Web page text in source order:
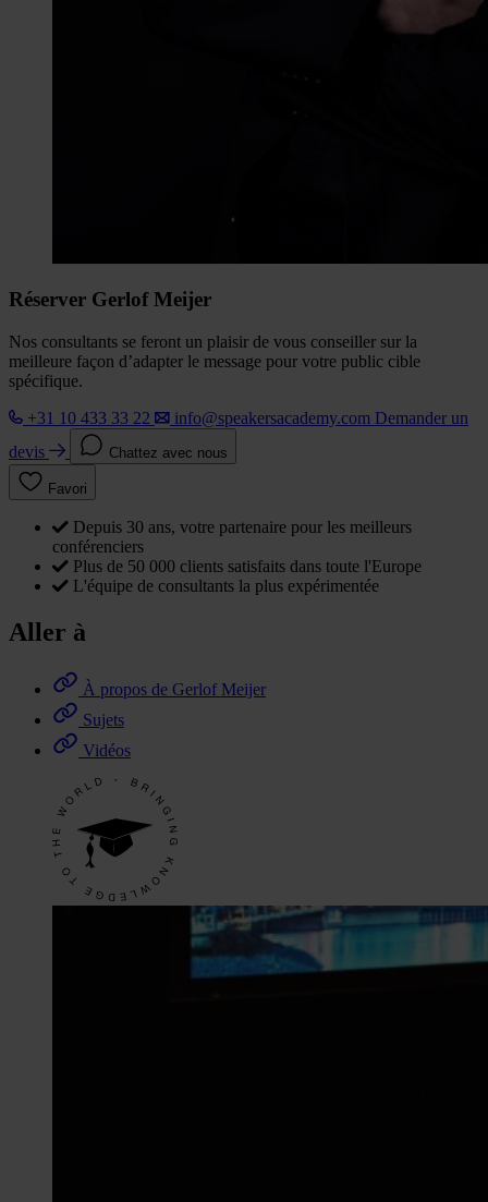
Réserver Gerlof Meijer
Nos consultants se feront un plaisir de vous conseiller sur la
meilleure façon d’adapter le message pour votre public cible
spécifique.
+31 10 433 33 22
info@speakersacademy.com Demander un
devis
Chattez avec nous
Favori
Depuis 30 ans, votre partenaire pour les meilleurs
conférenciers
Plus de 50 000 clients satisfaits dans toute l'Europe
L'équipe de consultants la plus expérimentée
Aller à
À propos de Gerlof Meijer
Sujets
Vidéos